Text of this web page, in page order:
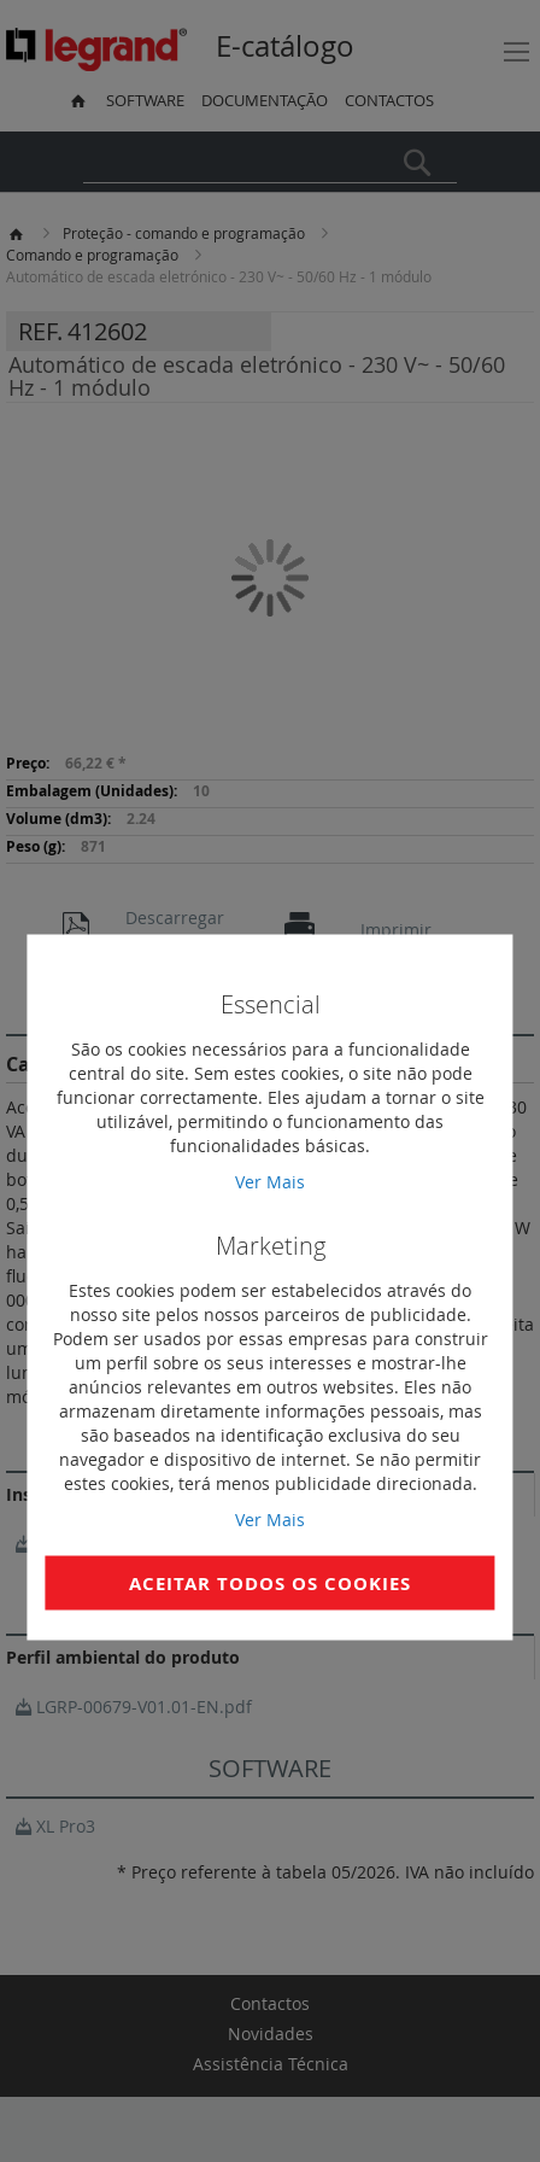
E-catálogo
SOFTWARE DOCUMENTAÇÃO CONTACTOS
Proteção - comando e programação
Comando e programação
Automático de escada eletrónico - 230 V~ - 50/60 Hz - 1 módulo
REF.412602
Automático de escada eletrónico - 230 V~ - 50/60
Hz - 1 módulo
Mais
informação
66,22 € *
10
2.24
871
Descarregar
Ficha de Produto
Imprimir
para
o
início
imagens
DESCRIÇÃO
Características do Produto
Aceitam a passagem do pente de alimentação. Alimentação: 230
VA - 50/60 Hz. Permitem a ligação de um circuito de iluminação
durante um tempo pré-determinado. Autoproteção em caso de
botão bloqueado. 230 VA - 50/60 Hz. Temporização regulável de
0,5 a 10 min. Reciclável. Contacto de marcha forçada manual.
Saída 16 A - 250 VA - µ cos ø = 1. 3 680 W incandescente. 2 000 W
halogéneo - 230 VA. 1 000 VA fluo compensada série. 1 000 VA
fluo compensada paralelo máx. 70 µF. 1 000 VA fluocompacta. 1
000 W lâmpadas economizadoras de energia. Ligação a 3 ou 4
condutores reconhecidos automaticamente pelo aparelho. Aceita
um número ilimitado de botões não luminosos ou 50 botões
luminosos máx. com sinalizador néon 1 mA máx. Número de
módulos: 1.
MAIS INFORMAÇÃO
Instruções de instalação e documentos relacionados
DOCUMENTAÇÃO DE CONFORMIDADE
Perfil ambiental do produto
LGRP-00679-V01.01-EN.pdf
SOFTWARE
XL Pro3
* Preço referente à tabela 05/2026. IVA não incluído
Contactos
Novidades
Assistência Técnica
Essencial
São os cookies necessários para a funcionalidade
central do site. Sem estes cookies, o site não pode
funcionar correctamente. Eles ajudam a tornar o site
utilizável, permitindo o funcionamento das
funcionalidades básicas.
Ver Mais
Marketing
Estes cookies podem ser estabelecidos através do
nosso site pelos nossos parceiros de publicidade.
Podem ser usados por essas empresas para construir
um perfil sobre os seus interesses e mostrar-lhe
anúncios relevantes em outros websites. Eles não
armazenam diretamente informações pessoais, mas
são baseados na identificação exclusiva do seu
navegador e dispositivo de internet. Se não permitir
estes cookies, terá menos publicidade direcionada.
Ver Mais
ACEITAR TODOS OS COOKIES